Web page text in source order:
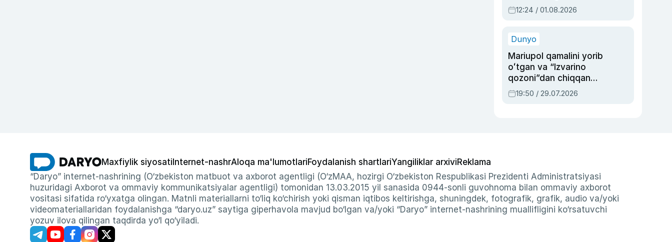
Oripovni siyosiy
ayblovlardan asrab
12:24 / 01.08.2026
Dunyo
Mariupol qamalini yorib
oʻtgan va “Izvarino
qozoni”dan chiqqan
qahramon — Ukraina
armiyasi bosh
19:50 / 29.07.2026
Maxfiylik siyosati Internet-nashrAloqa ma'lumotlariFoydalanish shartlariYangiliklar arxiviReklama
“Daryo” internet-nashrining (O‘zbekiston matbuot va axborot agentligi (O‘zMAA, hozirgi O‘zbekiston Respublikasi Prezidenti Administratsiyasi
huzuridagi Axborot va ommaviy kommunikatsiyalar agentligi) tomonidan 13.03.2015 yil sanasida 0944-sonli guvohnoma bilan ommaviy axborot
vositasi sifatida ro‘yxatga olingan. Matnli materiallarni to‘liq ko‘chirish yoki qisman iqtibos keltirishga, shuningdek, fotografik, grafik, audio va/yoki
videomateriallaridan foydalanishga “daryo.uz” saytiga giperhavola mavjud bo‘lgan va/yoki “Daryo” internet-nashrining muallifligini ko‘rsatuvchi
yozuv ilova qilingan taqdirda yo‘l qo‘yiladi.